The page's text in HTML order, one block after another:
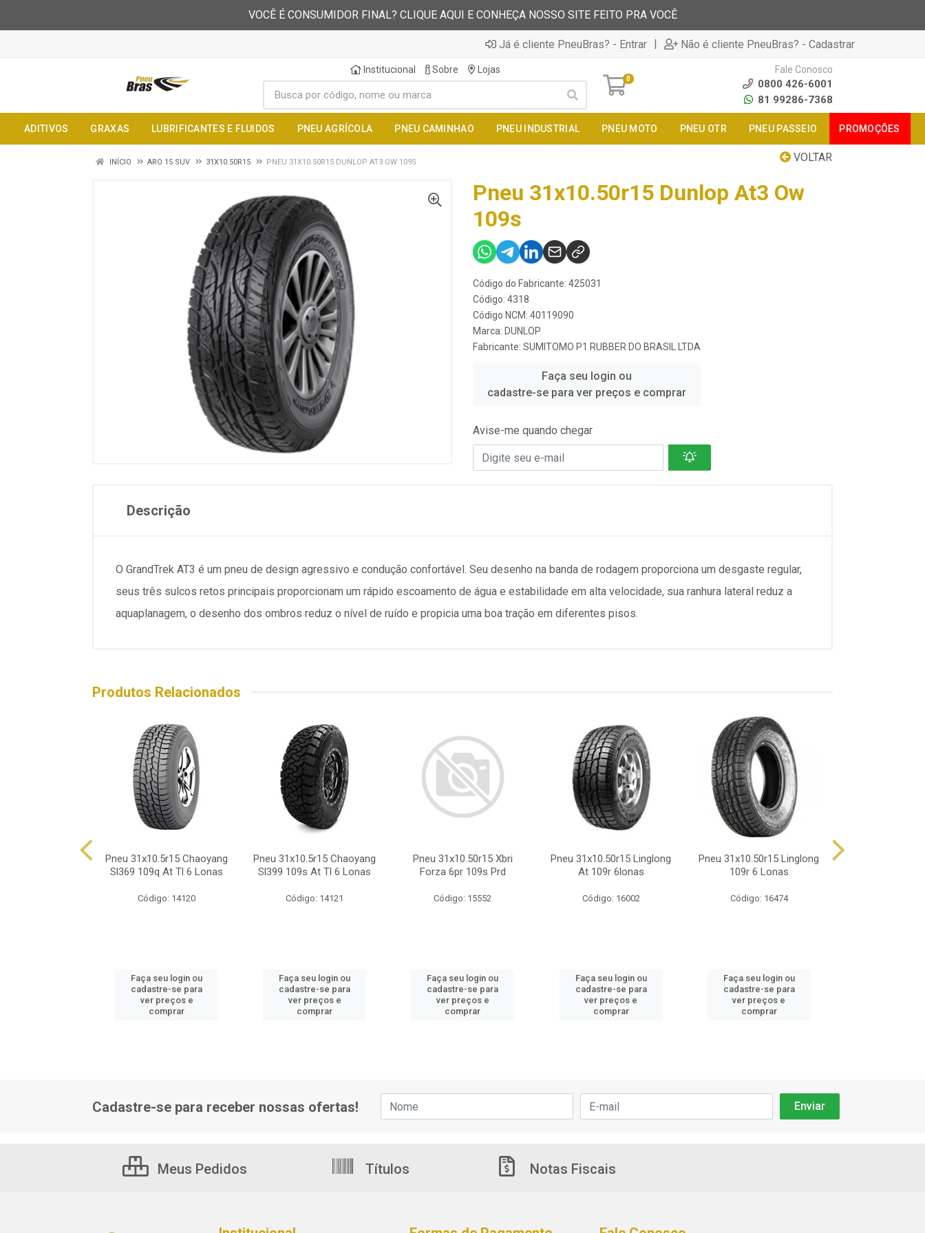
VOCÊ É CONSUMIDOR FINAL? CLIQUE AQUI E CONHEÇA NOSSO SITE FEITO PRA VOCÊ
Já é cliente PneuBras? - Entrar | Não é cliente PneuBras? - Cadastrar
Institucional Sobre Lojas
0
Fale Conosco
0800 426-6001
81 99286-7368
ADITIVOS GRAXAS LUBRIFICANTES E FLUIDOS PNEU AGRÍCOLA PNEU CAMINHAO PNEU INDUSTRIAL PNEU MOTO PNEU OTR PNEU PASSEIO PROMOÇÕES
VOLTAR
INÍCIO ARO 15 SUV 31X10.50R15 PNEU 31X10.50R15 DUNLOP AT3 OW 109S
Pneu 31x10.50r15 Dunlop At3 Ow
109s
Código do Fabricante: 425031
Código: 4318
Código NCM: 40119090
Marca: DUNLOP
Fabricante: SUMITOMO P1 RUBBER DO BRASIL LTDA
Faça seu login ou
cadastre-se para ver preços e comprar
Avise-me quando chegar
Descrição
O GrandTrek AT3 é um pneu de design agressivo e condução confortável. Seu desenho na banda de rodagem proporciona um desgaste regular,
seus três sulcos retos principais proporcionam um rápido escoamento de água e estabilidade em alta velocidade, sua ranhura lateral reduz a
aquaplanagem, o desenho dos ombros reduz o nível de ruído e propicia uma boa tração em diferentes pisos.
Produtos Relacionados
Pneu 31x10.5r15 Chaoyang
Sl369 109q At Tl 6 Lonas
Código: 14120
Faça seu login ou
cadastre-se para
ver preços e
comprar
Pneu 31x10.5r15 Chaoyang
Sl399 109s At Tl 6 Lonas
Código: 14121
Faça seu login ou
cadastre-se para
ver preços e
comprar
Pneu 31x10.50r15 Xbri
Forza 6pr 109s Prd
Código: 15552
Faça seu login ou
cadastre-se para
ver preços e
comprar
Pneu 31x10.50r15 Linglong
At 109r 6lonas
Código: 16002
Faça seu login ou
cadastre-se para
ver preços e
comprar
Pneu 31x10.50r15 Linglong
109r 6 Lonas
Código: 16474
Faça seu login ou
cadastre-se para
ver preços e
comprar
Cadastre-se para receber nossas ofertas!
Meus Pedidos Títulos Notas Fiscais